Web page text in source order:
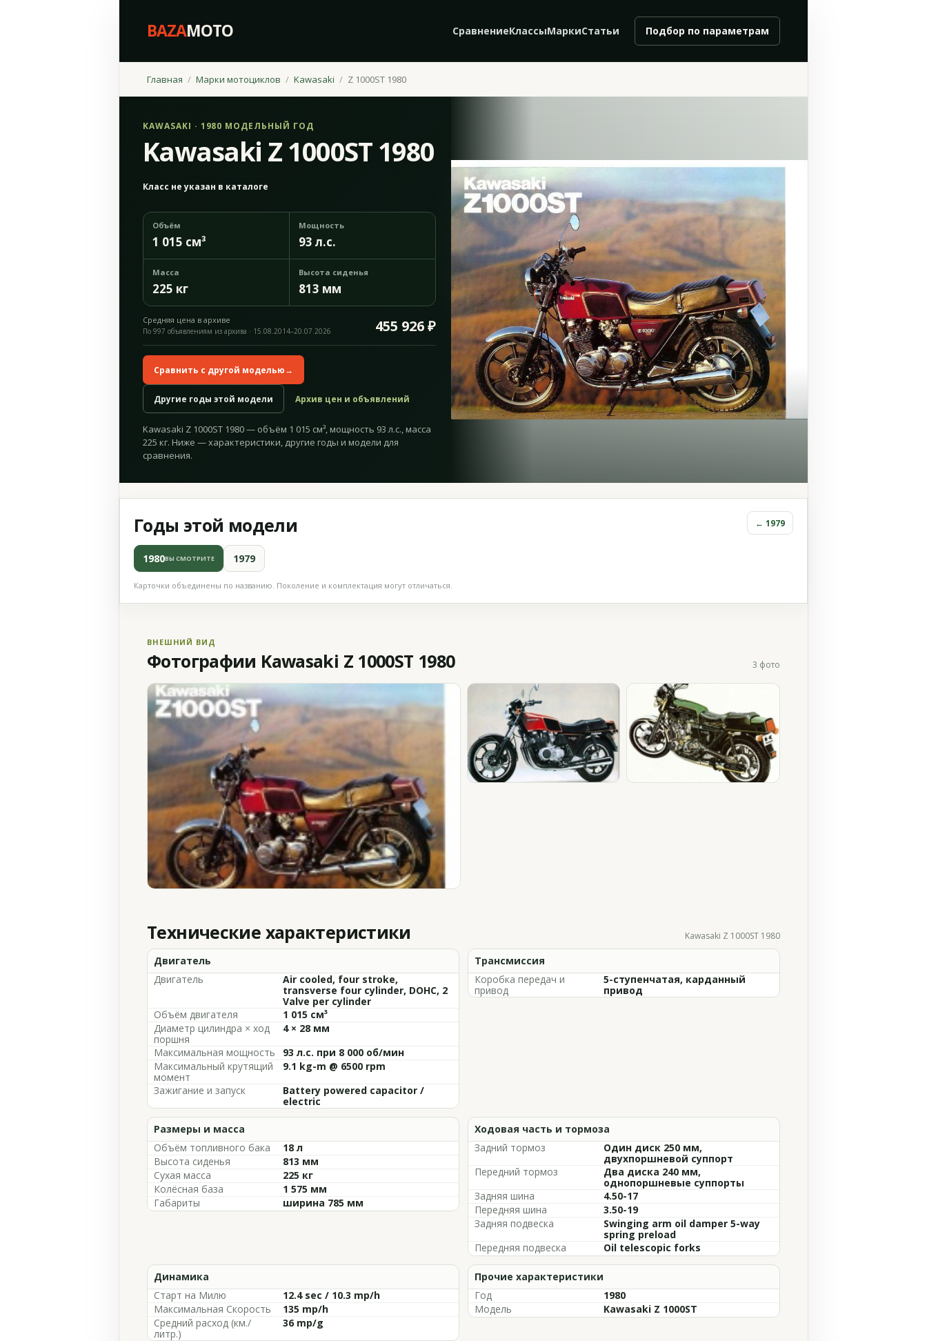
BAZAMOTO СравнениеКлассыМаркиСтатьи Подбор по параметрам
Главная Марки мотоциклов Kawasaki Z 1000ST 1980
KAWASAKI · 1980 МОДЕЛЬНЫЙ ГОД
Kawasaki Z 1000ST 1980
Класс не указан в каталоге
Объём
1 015 см³
Мощность
93 л.с.
Масса
225 кг
Высота сиденья
813 мм
Средняя цена в архиве 455 926 ₽
По 997 объявлениям из архива · 15.08.2014–20.07.2026
Сравнить с другой моделью→
Другие годы этой модели Архив цен и объявлений
Kawasaki Z 1000ST 1980 — объём 1 015 см³, мощность 93 л.с., масса
225 кг. Ниже — характеристики, другие годы и модели для
сравнения.
Годы этой модели ← 1979
1980ВЫ СМОТРИТЕ 1979
Карточки объединены по названию. Поколение и комплектация могут отличаться.
ВНЕШНИЙ ВИД
Фотографии Kawasaki Z 1000ST 1980 3 фото
Технические характеристики Kawasaki Z 1000ST 1980
Двигатель
Двигатель
Air cooled, four stroke,
transverse four cylinder, DOHC, 2
Valve per cylinder
Объём двигателя
1 015 см³
Диаметр цилиндра × ход
поршня
4 × 28 мм
Максимальная мощность
93 л.с. при 8 000 об/мин
Максимальный крутящий
момент
9.1 kg-m @ 6500 rpm
Зажигание и запуск
Battery powered capacitor /
electric
Трансмиссия
Коробка передач и
привод
5-ступенчатая, карданный
привод
Размеры и масса
Объём топливного бака
18 л
Высота сиденья
813 мм
Сухая масса
225 кг
Колёсная база
1 575 мм
Габариты
ширина 785 мм
Ходовая часть и тормоза
Задний тормоз
Один диск 250 мм,
двухпоршневой суппорт
Передний тормоз
Два диска 240 мм,
однопоршневые суппорты
Задняя шина
4.50-17
Передняя шина
3.50-19
Задняя подвеска
Swinging arm oil damper 5-way
spring preload
Передняя подвеска
Oil telescopic forks
Динамика
Старт на Милю
12.4 sec / 10.3 mp/h
Максимальная Скорость
135 mp/h
Средний расход (км./
литр.)
36 mp/g
Прочие характеристики
Год
1980
Модель
Kawasaki Z 1000ST